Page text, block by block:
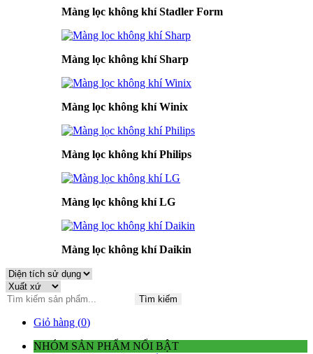
Màng lọc không khí Stadler Form
Màng lọc không khí Sharp
Màng lọc không khí Winix
Màng lọc không khí Philips
Màng lọc không khí LG
Màng lọc không khí Daikin
Tìm kiếm
Giỏ hàng (0)
NHÓM SẢN PHẨM NỔI BẬT